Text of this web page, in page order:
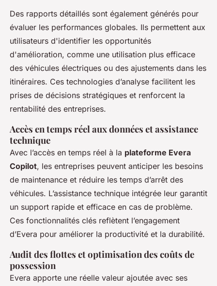
Des rapports détaillés sont également générés pour
évaluer les performances globales. Ils permettent aux
utilisateurs d'identifier les opportunités
d'amélioration, comme une utilisation plus efficace
des véhicules électriques ou des ajustements dans les
itinéraires. Ces technologies d’analyse facilitent les
prises de décisions stratégiques et renforcent la
rentabilité des entreprises.
Accès en temps réel aux données et assistance
technique
Avec l’accès en temps réel à la plateforme Evera
Copilot, les entreprises peuvent anticiper les besoins
de maintenance et réduire les temps d’arrêt des
véhicules. L’assistance technique intégrée leur garantit
un support rapide et efficace en cas de problème.
Ces fonctionnalités clés reflètent l’engagement
d’Evera pour améliorer la productivité et la durabilité.
Audit des flottes et optimisation des coûts de
possession
Evera apporte une réelle valeur ajoutée avec ses